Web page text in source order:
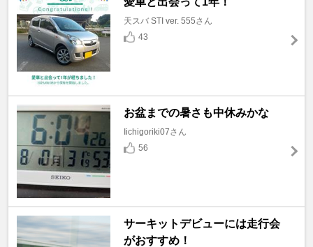
天スバ STI ver. 555さん
43
お盆までの暑さも中休みかな
Iichigoriki07さん
56
サーキットデビューには走行会
がおすすめ！